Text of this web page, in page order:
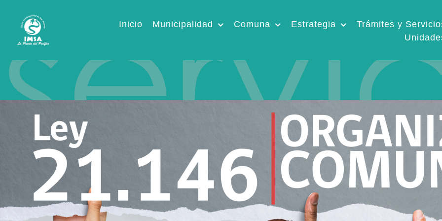
Inicio Municipalidad Comuna Estrategia
Trámites y